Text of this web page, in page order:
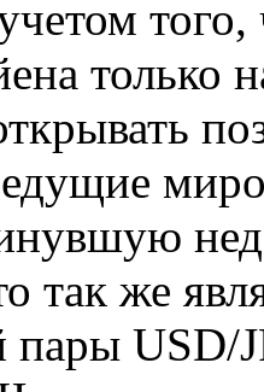
того,
только
так же
пары USD/